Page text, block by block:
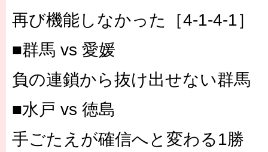
再び機能しなかった［4-1-4-1］
■群馬 vs 愛媛
負の連鎖から抜け出せない群馬
■水戸 vs 徳島
手ごたえが確信へと変わる1勝